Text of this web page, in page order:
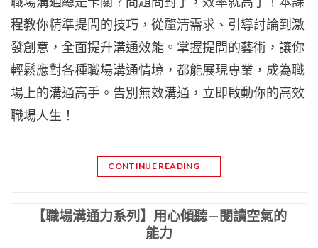
程教你精準提問的技巧，從釐清需求、引導討論到激
發創意，全面提升溝通效能。掌握提問的藝術，讓你
輕鬆應對各種職場溝通情境，都能展現專業，成為職
場上的溝通高手。告別無效溝通，立即啟動你的高效
職場人生！
CONTINUE READING →
【職場溝通力系列】用心傾聽—閱讀空氣的
能力